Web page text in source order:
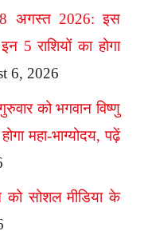
8 अगस्त 2026: इस
5 राशियों का होगा
6, 2026
को भगवान विष्णु
महा-भाग्योदय, पढ़ें
सोशल मीडिया के